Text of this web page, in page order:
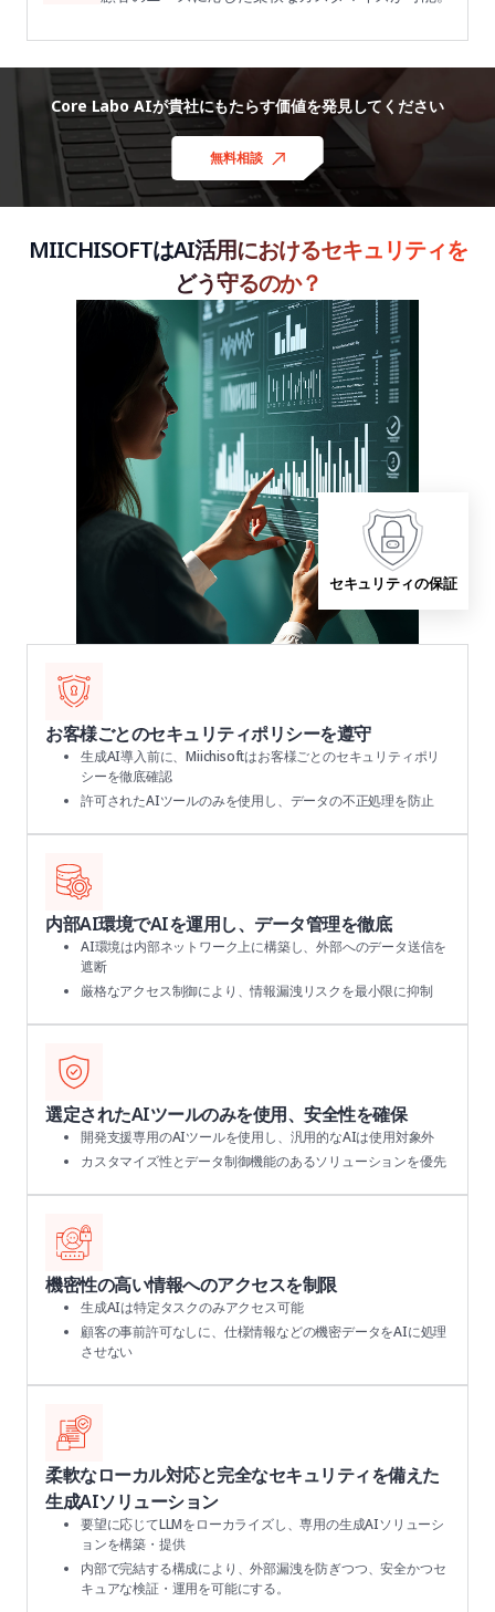
Core Labo AIが貴社にもたらす価値を発見してください
無料相談
MIICHISOFTはAI活用におけるセキュリティを
どう守るのか？
セキュリティの保証
お客様ごとのセキュリティポリシーを遵守
生成AI導入前に、Miichisoftはお客様ごとのセキュリティポリ
シーを徹底確認
許可されたAIツールのみを使用し、データの不正処理を防止
内部AI環境でAIを運用し、データ管理を徹底
AI環境は内部ネットワーク上に構築し、外部へのデータ送信を
遮断
厳格なアクセス制御により、情報漏洩リスクを最小限に抑制
選定されたAIツールのみを使用、安全性を確保
開発支援専用のAIツールを使用し、汎用的なAIは使用対象外
カスタマイズ性とデータ制御機能のあるソリューションを優先
機密性の高い情報へのアクセスを制限
生成AIは特定タスクのみアクセス可能
顧客の事前許可なしに、仕様情報などの機密データをAIに処理
させない
柔軟なローカル対応と完全なセキュリティを備えた
生成AIソリューション
要望に応じてLLMをローカライズし、専用の生成AIソリューシ
ョンを構築・提供
内部で完結する構成により、外部漏洩を防ぎつつ、安全かつセ
キュアな検証・運用を可能にする。